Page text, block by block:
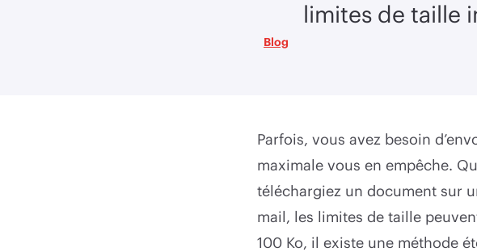
limites de taille
Blog
Parfois, vous avez besoin
maximale vous en empêche.
téléchargiez un document sur
mail, les limites de taille
100 Ko, il existe une méthode